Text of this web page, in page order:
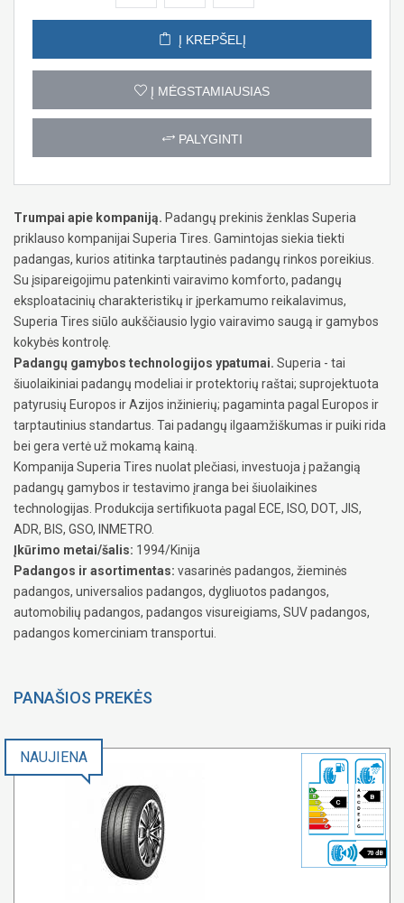
Į KREPŠELĮ
Į MĖGSTAMIAUSIAS
PALYGINTI
Trumpai apie kompaniją. Padangų prekinis ženklas Superia
priklauso kompanijai Superia Tires. Gamintojas siekia tiekti
padangas, kurios atitinka tarptautinės padangų rinkos poreikius.
Su įsipareigojimu patenkinti vairavimo komforto, padangų
eksploatacinių charakteristikų ir įperkamumo reikalavimus,
Superia Tires siūlo aukščiausio lygio vairavimo saugą ir gamybos
kokybės kontrolę.
Padangų gamybos technologijos ypatumai. Superia - tai
šiuolaikiniai padangų modeliai ir protektorių raštai; suprojektuota
patyrusių Europos ir Azijos inžinierių; pagaminta pagal Europos ir
tarptautinius standartus. Tai padangų ilgaamžiškumas ir puiki rida
bei gera vertė už mokamą kainą.
Kompanija Superia Tires nuolat plečiasi, investuoja į pažangią
padangų gamybos ir testavimo įranga bei šiuolaikines
technologijas. Produkcija sertifikuota pagal ECE, ISO, DOT, JIS,
ADR, BIS, GSO, INMETRO.
Įkūrimo metai/šalis: 1994/Kinija
Padangos ir asortimentas: vasarinės padangos, žieminės
padangos, universalios padangos, dygliuotos padangos,
automobilių padangos, padangos visureigiams, SUV padangos,
padangos komerciniam transportui.
PANAŠIOS PREKĖS
C
B
70 dB
NAUJIENA